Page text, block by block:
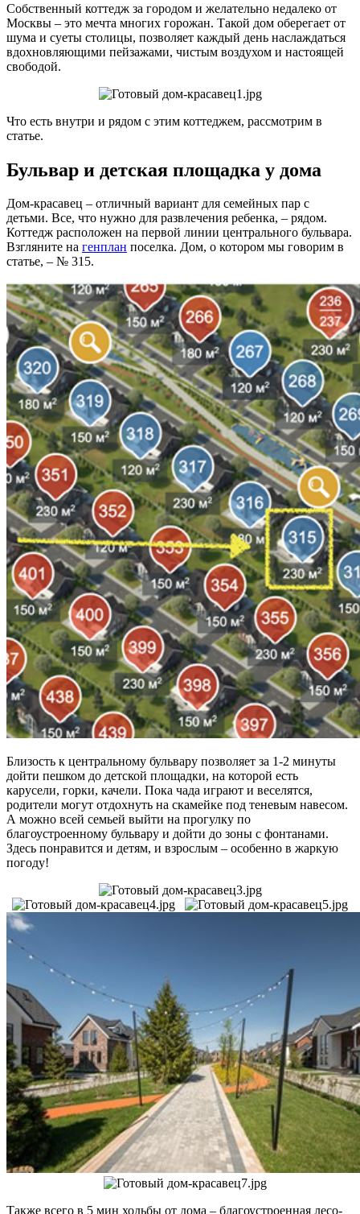
Собственный коттедж за городом и желательно недалеко от
Москвы – это мечта многих горожан. Такой дом оберегает от
шума и суеты столицы, позволяет каждый день наслаждаться
вдохновляющими пейзажами, чистым воздухом и настоящей
свободой.
Что есть внутри и рядом с этим коттеджем, рассмотрим в
статье.
Бульвар и детская площадка у дома
Дом-красавец – отличный вариант для семейных пар с
детьми. Все, что нужно для развлечения ребенка, – рядом.
Коттедж расположен на первой линии центрального бульвара.
Взгляните на генплан поселка. Дом, о котором мы говорим в
статье, – № 315.
Близость к центральному бульвару позволяет за 1-2 минуты
дойти пешком до детской площадки, на которой есть
карусели, горки, качели. Пока чада играют и веселятся,
родители могут отдохнуть на скамейке под теневым навесом.
А можно всей семьей выйти на прогулку по
благоустроенному бульвару и дойти до зоны с фонтанами.
Здесь понравится и детям, и взрослым – особенно в жаркую
погоду!
Также всего в 5 мин ходьбы от дома – благоустроенная лесо-